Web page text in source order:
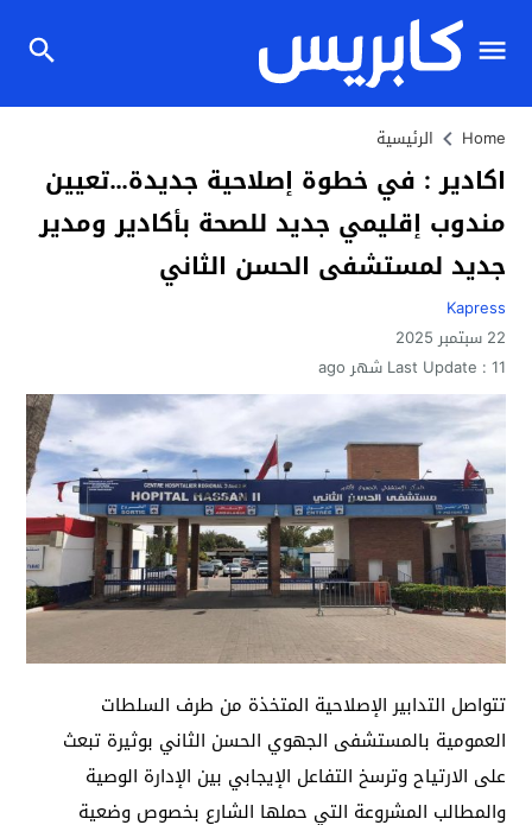
Home الرئيسية
اكادير : في خطوة إصلاحية جديدة…تعيين
مندوب إقليمي جديد للصحة بأكادير ومدير
جديد لمستشفى الحسن الثاني
Kapress
22 سبتمبر 2025
Last Update : 11 شهر ago
تتواصل التدابير الإصلاحية المتخذة من طرف السلطات
العمومية بالمستشفى الجهوي الحسن الثاني بوثيرة تبعث
على الارتياح وترسخ التفاعل الإيجابي بين الإدارة الوصية
والمطالب المشروعة التي حملها الشارع بخصوص وضعية